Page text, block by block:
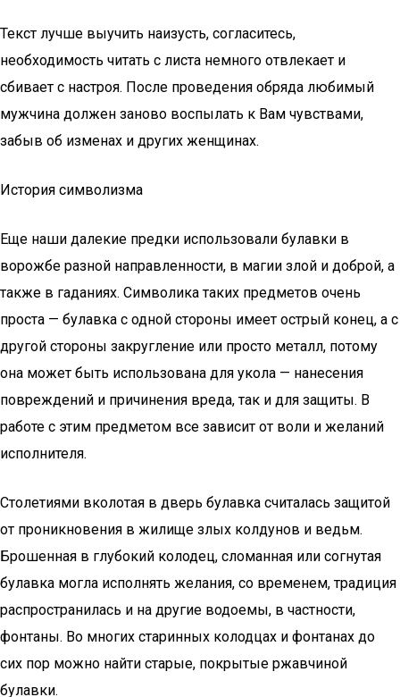
Текст лучше выучить наизусть, согласитесь,
необходимость читать с листа немного отвлекает и
сбивает с настроя. После проведения обряда любимый
мужчина должен заново воспылать к Вам чувствами,
забыв об изменах и других женщинах.
История символизма
Еще наши далекие предки использовали булавки в
ворожбе разной направленности, в магии злой и доброй, а
также в гаданиях. Символика таких предметов очень
проста — булавка с одной стороны имеет острый конец, а с
другой стороны закругление или просто металл, потому
она может быть использована для укола — нанесения
повреждений и причинения вреда, так и для защиты. В
работе с этим предметом все зависит от воли и желаний
исполнителя.
Столетиями вколотая в дверь булавка считалась защитой
от проникновения в жилище злых колдунов и ведьм.
Брошенная в глубокий колодец, сломанная или согнутая
булавка могла исполнять желания, со временем, традиция
распространилась и на другие водоемы, в частности,
фонтаны. Во многих старинных колодцах и фонтанах до
сих пор можно найти старые, покрытые ржавчиной
булавки.